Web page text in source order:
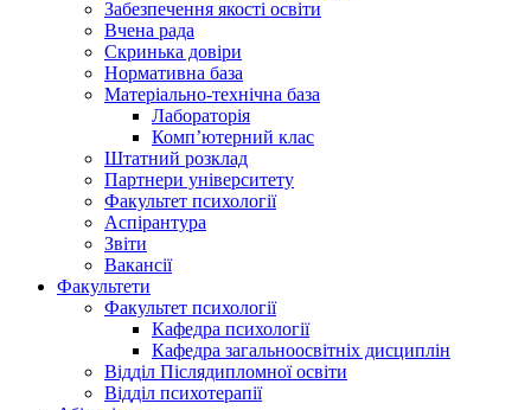
Забезпечення якості освіти
Вчена рада
Скринька довіри
Нормативна база
Матеріально-технічна база
Лабораторія
Компʼютерний клас
Штатний розклад
Партнери університету
Факультет психології
Аспірантура
Звіти
Вакансії
Факультети
Факультет психології
Кафедра психології
Кафедра загальноосвітніх дисциплін
Відділ Післядипломної освіти
Відділ психотерапії